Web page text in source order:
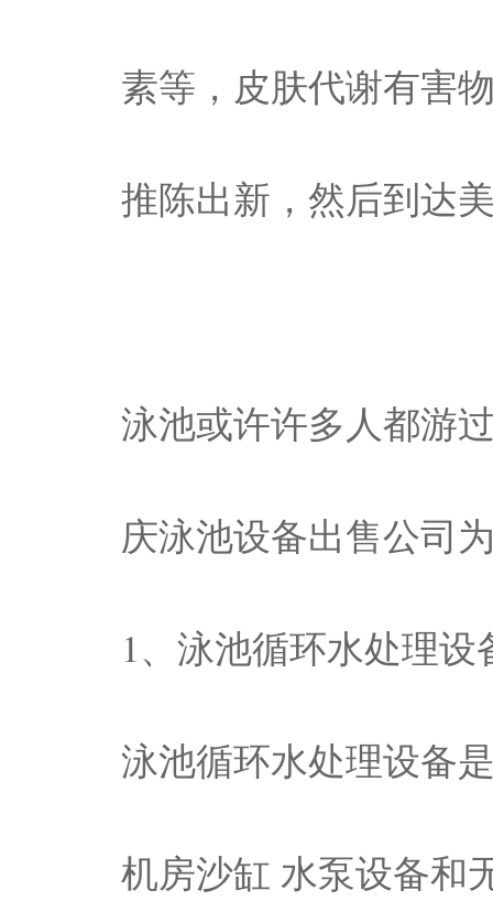
素等，皮肤代谢有害
推陈出新，然后到达
泳池或许许多人都游
庆泳池设备出售公司
1、泳池循环水处理设
泳池循环水处理设备
机房沙缸 水泵设备和